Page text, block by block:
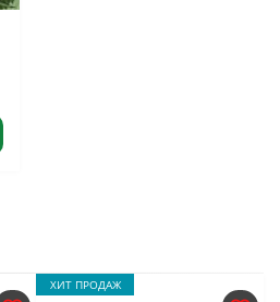
ХИТ ПРОДАЖ